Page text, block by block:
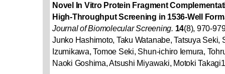
Novel In Vitro Protein Fragment
High-Throughput Screening in 1536-Well
Journal of Biomolecular Screening. 14(8), 970-
Junko Hashimoto, Taku Watanabe, Tatsuya
Izumikawa, Tomoe Seki, Shun-ichiro Iemura,
Naoki Goshima, Atsushi Miyawaki, Motoki